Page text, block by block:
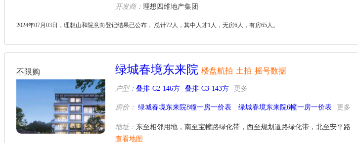
开发商： 理想四维地产集团
2024年07月03日，理想山和院意向登记结果已公布， 总计72人，其中人才1人，无房6人，有房65人。
不限购 绿城春境东来院 楼盘航拍 土拍 摇号数据
户型： 叠排-C2-146方 叠排-C3-143方 更多
房价： 绿城春境东来院8幢一房一价表 绿城春境东来院6幢一房一价表 更多
地址： 东至相邻用地，南至宝幢路绿化带，西至规划道路绿化带，北至安平路
查看地图